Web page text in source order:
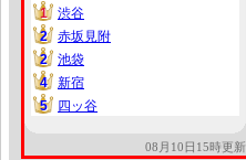
1
1
渋谷
2
2
赤坂見附
2
2
池袋
4
4
新宿
5
5 四ッ谷
08月10日15時更新